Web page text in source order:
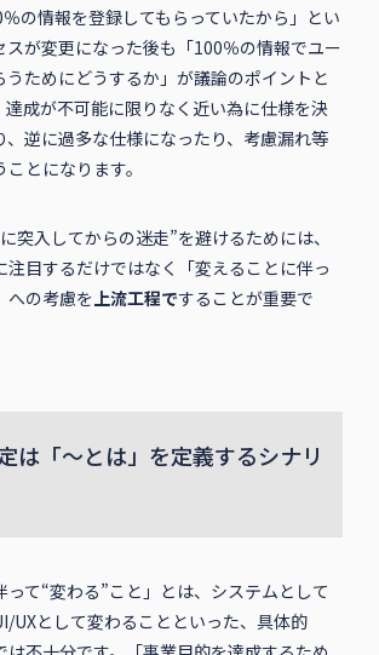
％の情報を登録してもらっていたから」とい
スが変更になった後も「100％の情報でユー
うためにどうするか」が議論のポイントと
達成が不可能に限りなく近い為に仕様を決
、逆に過多な仕様になったり、考慮漏れ等
とになります。
突入してからの迷走”を避けるためには、
注目するだけではなく「変えることに伴っ
への考慮を上流工程ですることが重要で
は「～とは」を定義するシナリ
って“変わる”こと」とは、システムとして
UXとして変わることといった、具体的